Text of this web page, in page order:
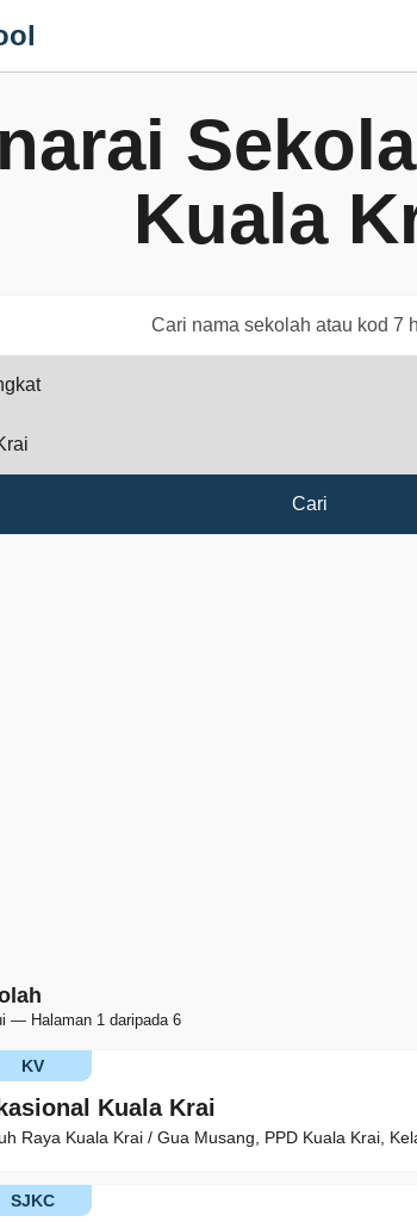
Kuala
Cari
— Halaman 1 daripada 6
Kuala Krai
KV
Raya Kuala Krai / Gua Musang, PPD Kuala Krai,
SJKC